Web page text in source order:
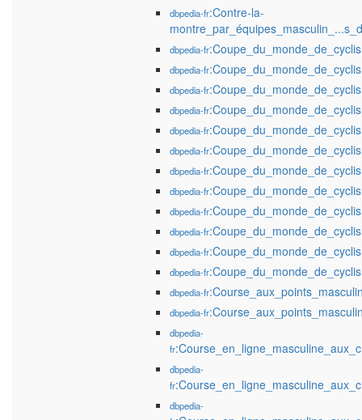
dbpedia-fr:Contre-la-
dbpedia-fr
dbpedia-fr
dbpedia-fr
dbpedia-fr
dbpedia-fr
dbpedia-fr
dbpedia-fr
dbpedia-fr
dbpedia-fr
dbpedia-fr
dbpedia-fr
dbpedia-fr
dbpedia-fr
dbpedia-fr
dbpedia-
fr
dbpedia-
fr
dbpedia-